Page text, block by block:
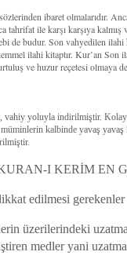
ibaret olmalarıdır.
ile karşı karşıya kalmış
de budur. Son vahyedilen
ilahi kitaptır. Kur’an Son
ve huzur reçetesi olmaya
vahiy yoluyla indirilmiştir.
müminlerin kalbinde yavaş
I KERİM EN
edilmesi gerekenler
üzerilerindeki
medler yani